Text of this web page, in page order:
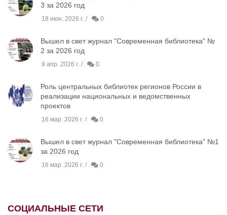
3 за 2026 год
18 июн. 2026 г. 0
Вышел в свет журнал "Современная библиотека" №
2 за 2026 год
9 апр. 2026 г. 0
Роль центральных библиотек регионов России в
реализации национальных и ведомственных
проектов
16 мар. 2026 г. 0
Вышел в свет журнал "Современная библиотека" №1
за 2026 год
16 мар. 2026 г. 0
СОЦИАЛЬНЫЕ СЕТИ